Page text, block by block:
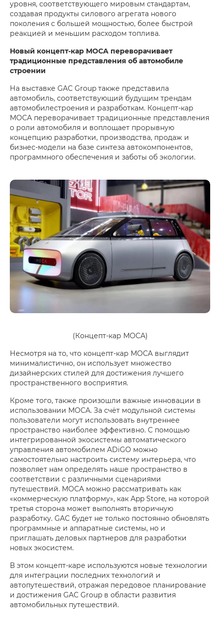
уровня, соответствующего мировым стандартам,
создавая продукты силового агрегата нового
поколения с большей мощностью, более быстрой
реакцией и меньшим расходом топлива.
Новый концепт-кар MOCA переворачивает
традиционные представления об автомобиле
строении
На выставке GAC Group также представила
автомобиль, соответствующий будущим трендам
автомобилестроения и разработкам. Концепт-кар
MOCA переворачивает традиционные представления
о роли автомобиля и воплощает прорывную
концепцию разработки, производства, продаж и
бизнес-модели на базе синтеза автокомпонентов,
программного обеспечения и заботы об экологии.
(Концепт-кар MOCA)
Несмотря на то, что концепт-кар MOCA выглядит
минималистично, он использует множество
дизайнерских стилей для достижения лучшего
пространственного восприятия.
Кроме того, также произошли важные инновации в
использовании MOCA. За счёт модульной системы
пользователи могут использовать внутреннее
пространство наиболее эффективно. С помощью
интегрированной экосистемы автоматического
управления автомобилем ADiGO можно
самостоятельно настроить систему интерьера, что
позволяет нам определять наше пространство в
соответствии с различными сценариями
путешествий. MOCA можно рассматривать как
«коммерческую платформу», как App Store, на которой
третья сторона может выполнять вторичную
разработку. GAC будет не только постоянно обновлять
программные и аппаратные системы, но и
приглашать деловых партнеров для разработки
новых экосистем.
В этом концепт-каре используются новые технологии
для интеграции последних технологий и
автопутешествий, отражая передовое планирование
и достижения GAC Group в области развития
автомобильных путешествий.